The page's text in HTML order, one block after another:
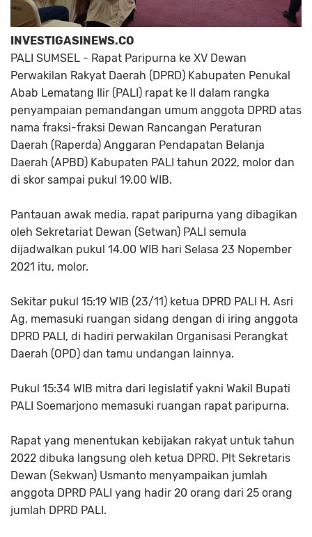
INVESTIGASINEWS.CO
PALI SUMSEL - Rapat Paripurna ke XV Dewan
Perwakilan Rakyat Daerah (DPRD) Kabupaten Penukal
Abab Lematang Ilir (PALI) rapat ke II dalam rangka
penyampaian pemandangan umum anggota DPRD atas
nama fraksi-fraksi Dewan Rancangan Peraturan
Daerah (Raperda) Anggaran Pendapatan Belanja
Daerah (APBD) Kabupaten PALI tahun 2022, molor dan
di skor sampai pukul 19.00 WIB.
Pantauan awak media, rapat paripurna yang dibagikan
oleh Sekretariat Dewan (Setwan) PALI semula
dijadwalkan pukul 14.00 WIB hari Selasa 23 Nopember
2021 itu, molor.
Sekitar pukul 15:19 WIB (23/11) ketua DPRD PALI H. Asri
Ag, memasuki ruangan sidang dengan di iring anggota
DPRD PALI, di hadiri perwakilan Organisasi Perangkat
Daerah (OPD) dan tamu undangan lainnya.
Pukul 15:34 WIB mitra dari legislatif yakni Wakil Bupati
PALI Soemarjono memasuki ruangan rapat paripurna.
Rapat yang menentukan kebijakan rakyat untuk tahun
2022 dibuka langsung oleh ketua DPRD. Plt Sekretaris
Dewan (Sekwan) Usmanto menyampaikan jumlah
anggota DPRD PALI yang hadir 20 orang dari 25 orang
jumlah DPRD PALI.